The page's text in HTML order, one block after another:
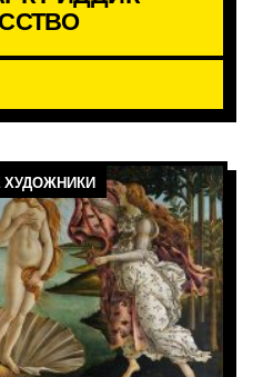
ХУДОЖНИКИ